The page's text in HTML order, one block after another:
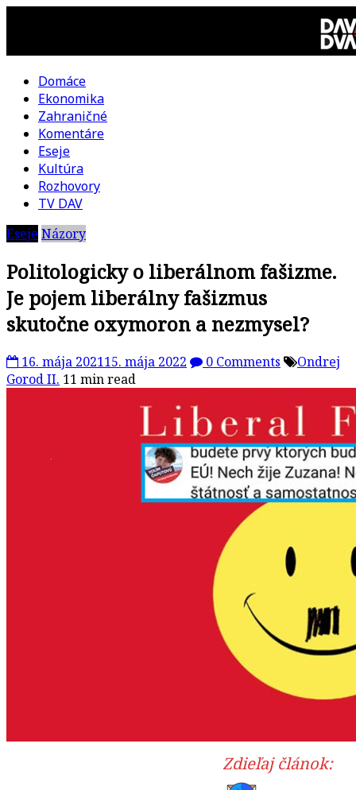
DAV
DVA
kultúrno-
politická
revue
Domáce
Ekonomika
Zahraničné
Komentáre
Eseje
Kultúra
Rozhovory
TV DAV
Eseje Názory
Politologicky o liberálnom fašizme.
Je pojem liberálny fašizmus
skutočne oxymoron a nezmysel?
16. mája 202115. mája 2022 0 Comments
Ondrej
Gorod II. 11 min read
Zdieľaj článok: